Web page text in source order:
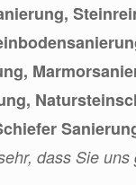
dass Sie uns